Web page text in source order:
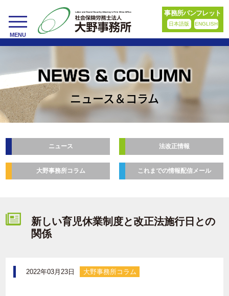
toggle
navigation
MENU
事務所パンフレット
日本語版 ENGLISH
ニュース＆コラム
ニュース 法改正情報
大野事務所コラム これまでの情報配信メール
新しい育児休業制度と改正法施行日との
関係
2022年03月23日 大野事務所コラム